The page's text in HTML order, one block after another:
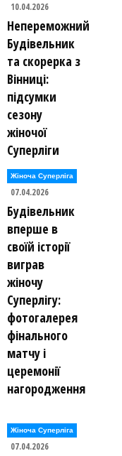
10.04.2026
Непереможний
Будівельник
та скорерка з
Вінниці:
підсумки
сезону
жіночої
Суперліги
Жіноча Суперліга
07.04.2026
Будівельник
вперше в
своїй історії
виграв
жіночу
Суперлігу:
фотогалерея
фінального
матчу і
церемонії
нагородження
Жіноча Суперліга
07.04.2026